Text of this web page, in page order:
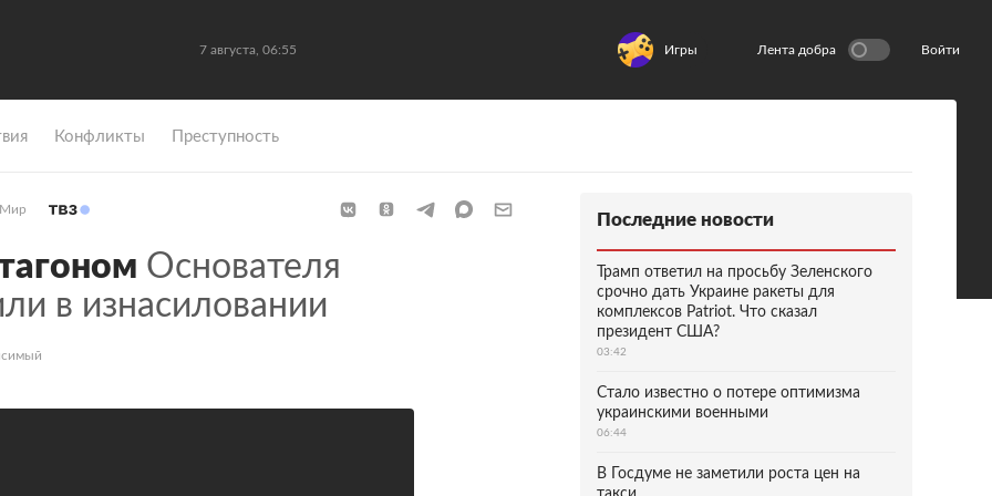
7 августа, 06:55 Игры Лента добра Войти
Конфликты Преступность
Мир
Основателя
в изнасиловании
Последние новости
Трамп ответил на просьбу Зеленского
срочно дать Украине ракеты для
комплексов Patriot. Что сказал
президент США?
03:42
Стало известно о потере оптимизма
украинскими военными
06:44
В Госдуме не заметили роста цен на